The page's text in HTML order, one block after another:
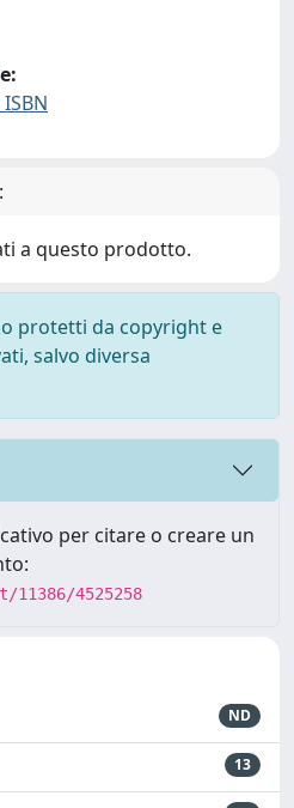
a questo prodotto.
protetti da copyright e
salvo diversa
per citare o creare un
4525258
ND
13